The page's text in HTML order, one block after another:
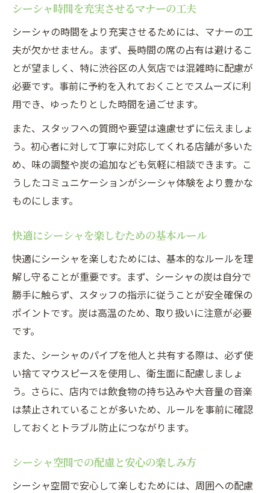
シーシャ時間を充実させるマナーの工夫
シーシャの時間をより充実させるためには、マナーの工
夫が欠かせません。まず、長時間の席の占有は避けるこ
とが望ましく、特に渋谷区の人気店では混雑時に配慮が
必要です。事前に予約を入れておくことでスムーズに利
用でき、ゆったりとした時間を過ごせます。
また、スタッフへの質問や要望は遠慮せずに伝えましょ
う。初心者に対して丁寧に対応してくれる店舗が多いた
め、味の調整や炭の追加なども気軽に相談できます。こ
うしたコミュニケーションがシーシャ体験をより豊かな
ものにします。
快適にシーシャを楽しむための基本ルール
快適にシーシャを楽しむためには、基本的なルールを理
解し守ることが重要です。まず、シーシャの炭は自分で
勝手に触らず、スタッフの指示に従うことが安全確保の
ポイントです。炭は高温のため、取り扱いに注意が必要
です。
また、シーシャのパイプを他人と共有する際は、必ず使
い捨てマウスピースを使用し、衛生面に配慮しましょ
う。さらに、店内では飲食物の持ち込みや大音量の音楽
は禁止されていることが多いため、ルールを事前に確認
しておくとトラブル防止につながります。
シーシャ空間での配慮と安心の楽しみ方
シーシャ空間で安心して楽しむためには、周囲への配慮